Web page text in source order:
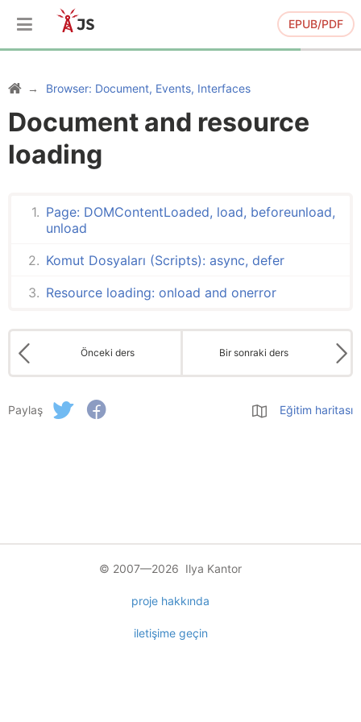
EPUB/PDF
Browser: Document, Events, Interfaces
Document and resource
loading
Page: DOMContentLoaded, load, beforeunload,
unload
Komut Dosyaları (Scripts): async, defer
Resource loading: onload and onerror
Önceki ders Bir sonraki ders
Paylaş Eğitim haritası
© 2007—2026 Ilya Kantor
proje hakkında
iletişime geçin